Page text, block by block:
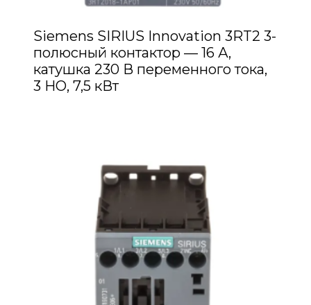
Siemens SIRIUS Innovation 3RT2 3-
полюсный контактор — 16 А,
катушка 230 В переменного тока,
3 НО, 7,5 кВт